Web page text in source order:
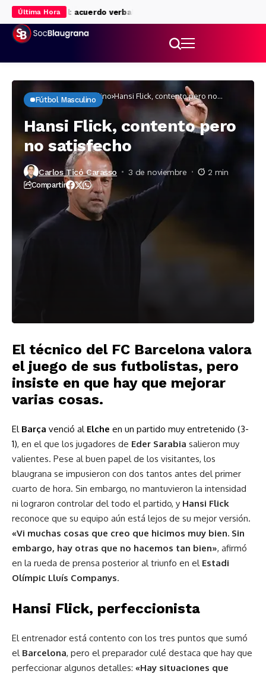
Última Hora
al Liverpool: acuerdo verbal para su cesión
Inicio Fútbol masculino Hansi Flick, contento pero no
Fútbol Masculino
Hansi Flick, contento pero
no satisfecho
Carlos Ticó Carasso 3 de noviembre 2 min
Compartir
El técnico del FC Barcelona valora
el juego de sus futbolistas, pero
insiste en que hay que mejorar
varias cosas.
El Barça venció al Elche en un partido muy entretenido (3-
1), en el que los jugadores de Eder Sarabia salieron muy
valientes. Pese al buen papel de los visitantes, los
blaugrana se impusieron con dos tantos antes del primer
cuarto de hora. Sin embargo, no mantuvieron la intensidad
ni lograron controlar del todo el partido, y Hansi Flick
reconoce que su equipo aún está lejos de su mejor versión.
«Vi muchas cosas que creo que hicimos muy bien. Sin
embargo, hay otras que no hacemos tan bien», afirmó
en la rueda de prensa posterior al triunfo en el Estadi
Olímpic Lluís Companys.
Hansi Flick, perfeccionista
El entrenador está contento con los tres puntos que sumó
el Barcelona, pero el preparador culé destaca que hay que
perfeccionar algunos detalles: «Hay situaciones que